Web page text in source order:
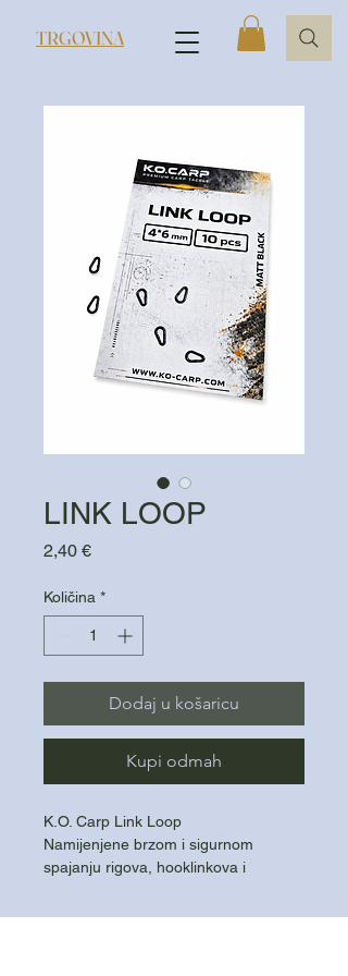
TRGOVINA
LINK LOOP
2,40 €Cijena
Količina *
Dodaj u košaricu
Kupi odmah
K.O. Carp Link Loop
Namijenjene brzom i sigurnom
spajanju rigova, hooklinkova i
izmjenu sistema uz maksimalnu